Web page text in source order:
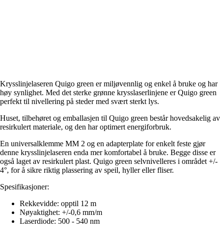
Krysslinjelaseren Quigo green er miljøvennlig og enkel å bruke og har
høy synlighet. Med det sterke grønne krysslaserlinjene er Quigo green
perfekt til nivellering på steder med svært sterkt lys.
Huset, tilbehøret og emballasjen til Quigo green består hovedsakelig av
resirkulert materiale, og den har optimert energiforbruk.
En universalklemme MM 2 og en adapterplate for enkelt feste gjør
denne krysslinjelaseren enda mer komfortabel å bruke. Begge disse er
også laget av resirkulert plast. Quigo green selvnivelleres i området +/-
4°, for å sikre riktig plassering av speil, hyller eller fliser.
Spesifikasjoner:
Rekkevidde: opptil 12 m
Nøyaktighet: +/-0,6 mm/m
Laserdiode: 500 - 540 nm